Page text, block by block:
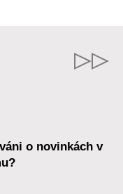
o novinkách v